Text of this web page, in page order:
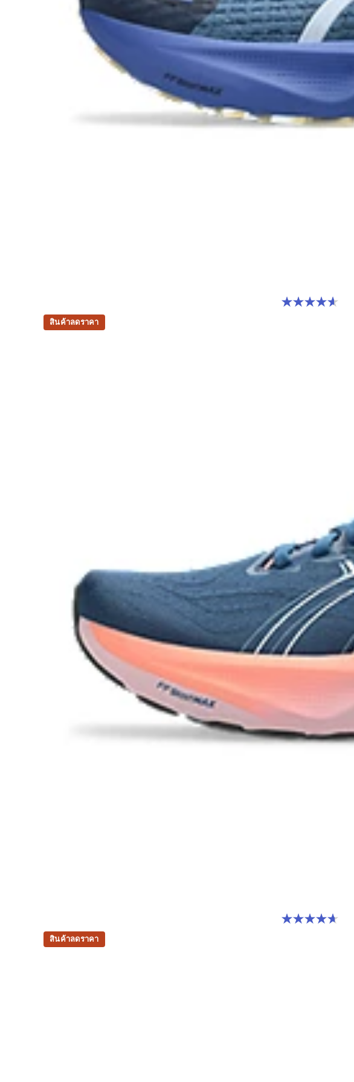
4.6 จาก 5 ดาว 5 รีวิว
สินค้าลดราคา
4.7 จาก 5 ดาว 161 รีวิว
สินค้าลดราคา